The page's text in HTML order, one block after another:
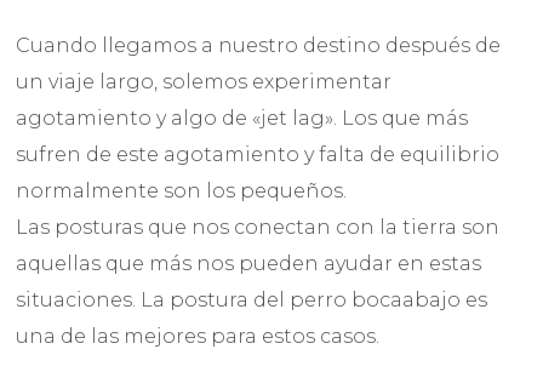
Cuando llegamos a nuestro destino después de
un viaje largo, solemos experimentar
agotamiento y algo de «jet lag». Los que más
sufren de este agotamiento y falta de equilibrio
normalmente son los pequeños.
Las posturas que nos conectan con la tierra son
aquellas que más nos pueden ayudar en estas
situaciones. La postura del perro bocaabajo es
una de las mejores para estos casos.